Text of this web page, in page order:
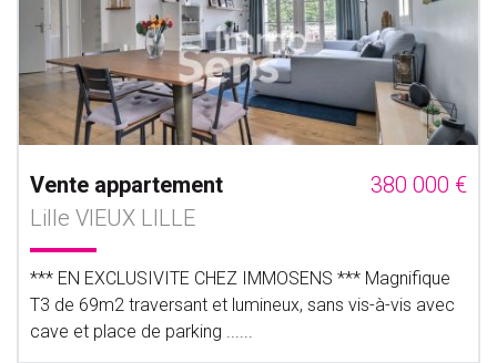
Vente appartement
380 000 €
Lille VIEUX LILLE
*** EN EXCLUSIVITE CHEZ IMMOSENS *** Magnifique
T3 de 69m2 traversant et lumineux, sans vis-à-vis avec
cave et place de parking ......